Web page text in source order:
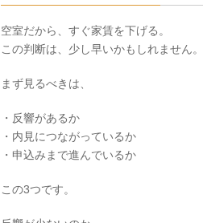
空室だから、すぐ家賃を下げる。
この判断は、少し早いかもしれません。
まず見るべきは、
・反響があるか
・内見につながっているか
・申込みまで進んでいるか
この3つです。